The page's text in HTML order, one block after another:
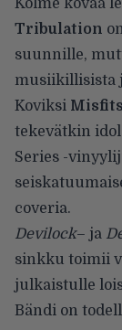
Kolme kovaa
Tribulation
suunnille,
musiikillisista
Koviksi Misfits
tekevätkin
Series -
coveria.
Devilock– ja
sinkku toimii
julkaistulle
Bändi on